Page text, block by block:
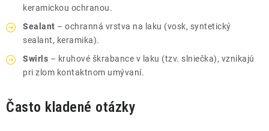
keramickou ochranou.
Sealant – ochranná vrstva na laku (vosk, syntetický
sealant, keramika).
Swirls – kruhové škrabance v laku (tzv. slniečka), vznikajú
pri zlom kontaktnom umývaní.
Často kladené otázky